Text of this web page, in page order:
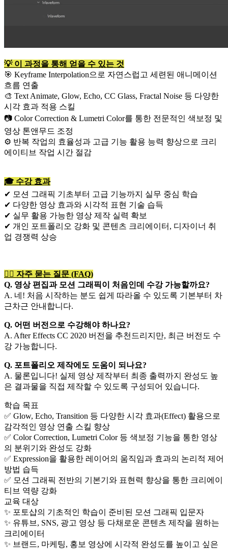
💡 이 과정을 통해 얻을 수 있는 것
🎯 Keyframe Interpolation으로 자연스럽고 세련된 애니메이션
흐름 연출
🎨 Text Animate, Glow, Echo, CC Glass, Fractal Noise 등 다양한
시각 효과 적용 스킬
📷 Color Correction & Lumetri Color를 통한 전문적인 색보정 및
영상 톤앤무드 조정
⚙ 반복 작업의 효율성과 고급 기능 활용 능력 향상으로 크리
에이티브 작업 시간 절감
🎓 수강 효과
✔ 모션 그래픽 기초부터 고급 기능까지 실무 중심 학습
✔ 다양한 영상 효과와 시각적 표현 기술 습득
✔ 실무 활용 가능한 영상 제작 실력 확보
✔ 개인 포트폴리오 강화 및 콘텐츠 크리에이터, 디자이너 취
업 경쟁력 상승
🙋‍♀️ 자주 묻는 질문 (FAQ)
Q. 영상 편집과 모션 그래픽이 처음인데 수강 가능할까요?
A. 네! 처음 시작하는 분도 쉽게 따라올 수 있도록 기본부터 차
근차근 안내합니다.
Q. 어떤 버전으로 수강해야 하나요?
A. After Effects CC 2020 버전을 추천드리지만, 최근 버전도 수
강 가능합니다.
Q. 포트폴리오 제작에도 도움이 되나요?
A. 물론입니다! 실제 영상 제작부터 최종 출력까지 완성도 높
은 결과물을 직접 제작할 수 있도록 구성되어 있습니다.
학습 목표
✅ Glow, Echo, Transition 등 다양한 시각 효과(Effect) 활용으로
감각적인 영상 연출 스킬 향상
✅ Color Correction, Lumetri Color 등 색보정 기능을 통한 영상
의 분위기와 완성도 강화
✅ Expression을 활용한 레이어의 움직임과 효과의 논리적 제어
방법 습득
✅ 모션 그래픽 전반의 기본기와 표현력 향상을 통한 크리에이
티브 역량 강화
교육 대상
✨ 포토샵의 기초적인 학습이 준비된 모션 그래픽 입문자
✨ 유튜브, SNS, 광고 영상 등 다채로운 콘텐츠 제작을 원하는
크리에이터
✨ 브랜드, 마케팅, 홍보 영상에 시각적 완성도를 높이고 싶은